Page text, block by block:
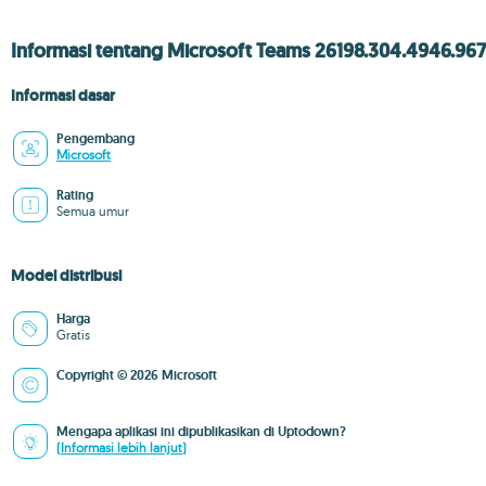
Informasi tentang Microsoft Teams
Informasi dasar
Pengembang
Microsoft
Rating
Semua umur
Model distribusi
Harga
Gratis
Copyright © 2026 Microsoft
Mengapa aplikasi ini dipublikasikan di Uptodown?
(Informasi lebih lanjut)